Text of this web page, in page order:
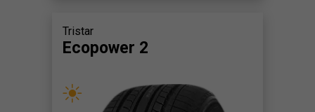
Tristar
Ecopower 2